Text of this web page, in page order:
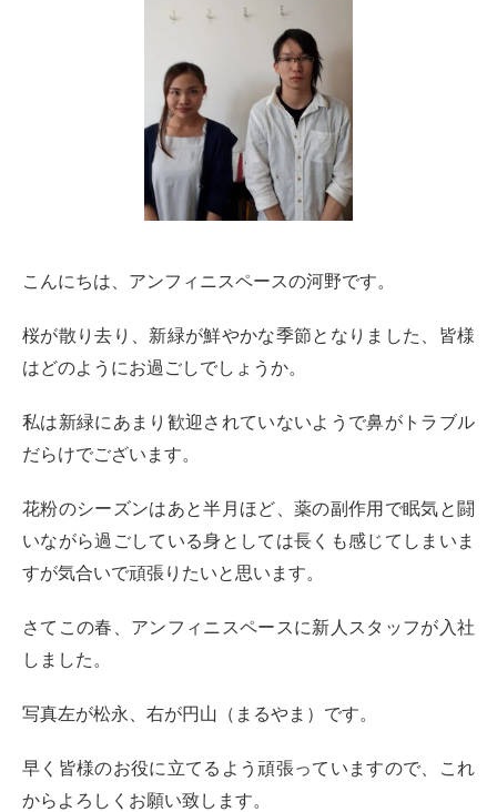
こんにちは、アンフィニスペースの河野です。
桜が散り去り、新緑が鮮やかな季節となりました、皆様
はどのようにお過ごしでしょうか。
私は新緑にあまり歓迎されていないようで鼻がトラブル
だらけでございます。
花粉のシーズンはあと半月ほど、薬の副作用で眠気と闘
いながら過ごしている身としては長くも感じてしまいま
すが気合いで頑張りたいと思います。
さてこの春、アンフィニスペースに新人スタッフが入社
しました。
写真左が松永、右が円山（まるやま）です。
早く皆様のお役に立てるよう頑張っていますので、これ
からよろしくお願い致します。